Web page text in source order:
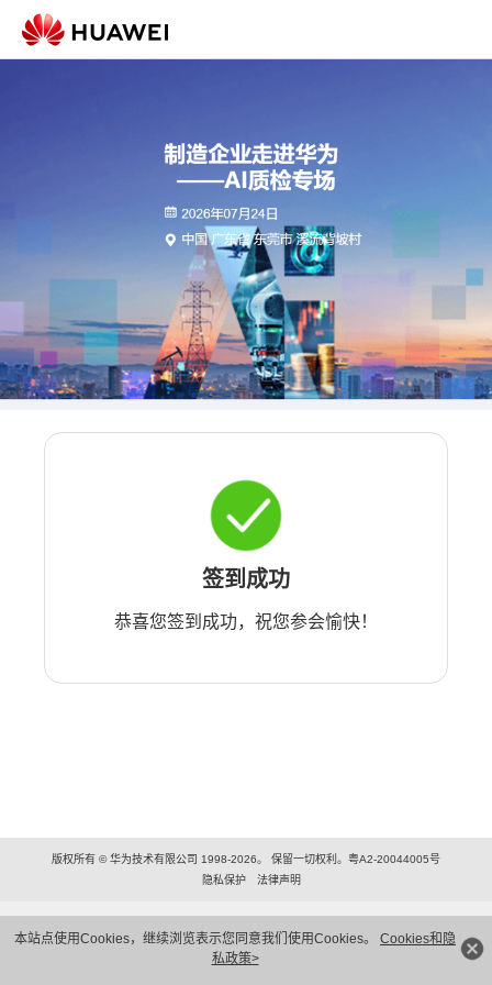
本站点使用Cookies，继续浏览表示您同意我们使用Cookies。 Cookies和隐
私政策>
签到成功
恭喜您签到成功，祝您参会愉快！
版权所有 © 华为技术有限公司 1998-2026。 保留一切权利。粤A2-20044005号
隐私保护
法律声明